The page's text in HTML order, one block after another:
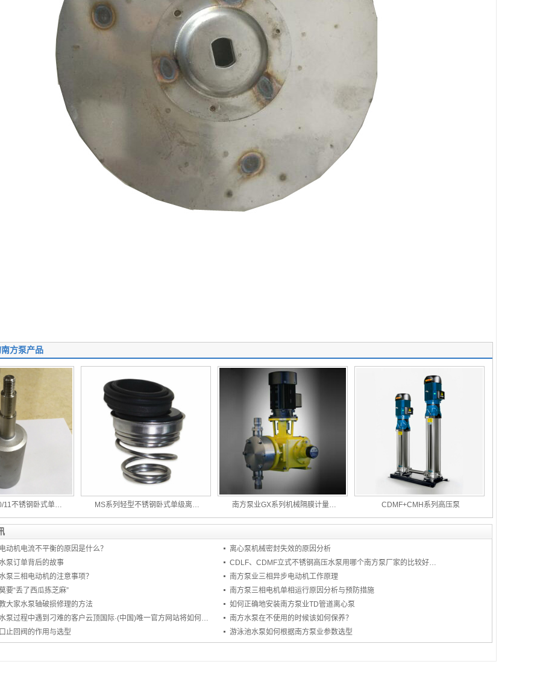
方泵产品
11不锈钢卧式单… MS系列轻型不锈钢卧式单级离… 南方泵业GX系列机械隔膜计量… CDMF+CMH系列高压泵
动机电流不平衡的原因是什么？
离心泵机械密封失效的原因分析
泵订单背后的故事
CDLF、CDMF立式不锈钢高压水泵用哪个南方泵厂家的比较好…
泵三相电动机的注意事项？
南方泵业三相异步电动机工作原理
要“丢了西瓜拣芝麻”
南方泵三相电机单相运行原因分析与预防措施
大家水泵轴破损修理的方法
如何正确地安装南方泵业TD管道离心泵
销售南方泵业水泵过程中遇到刁难的客户云顶国际·(中国)唯一官方网站将如何处理
南方水泵在不使用的时候该如何保养？
止回阀的作用与选型
游泳池水泵如何根据南方泵业参数选型